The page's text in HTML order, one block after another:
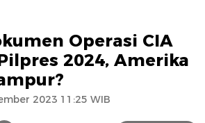
Operasi CIA
2024, Amerika
2023 11:25 WIB